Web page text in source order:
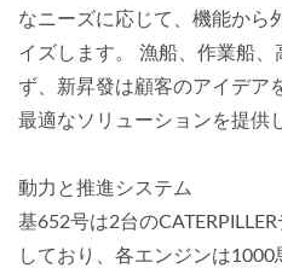
なニーズに応じて、機能から
イズします。 漁船、作業船
ず、新昇發は顧客のアイデア
最適なソリューションを提供
動力と推進システム
基652号は2台の
しており、各エンジンは